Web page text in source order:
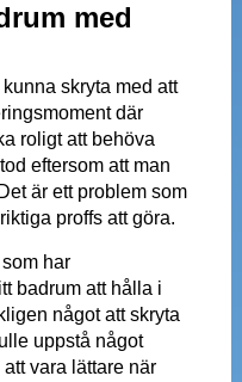
med
skryta med att
där
roligt att behöva
eftersom att man
är ett problem som
proffs att göra.
har
badrum att hålla i
något att skryta
uppstå något
vara lättare när